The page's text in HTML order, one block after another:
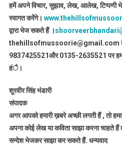
हमें अपने विचार, सुझाव, लेख, आलेख, टिप्पणी
स्वागत करेंगे।
द्वारा भेज सकते हैं ।
thehillsofmussoorie@gmail.com के
9837425521और 0135-2635521 पर
हंै।
शूरवीर सिंह भंडारी
संपादक
अगर आपको हमारी ख़बरे अच्छी लगती हैं , तो
अपना कोई लेख या कविता साझा करना चाहते
सन्देश भेजकर साझा कर सकते हैं. धन्यवाद